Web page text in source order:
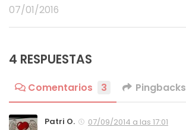
07/01/2016
4 RESPUESTAS
Comentarios 3 Pingbacks
Patri O. 07/09/2014 a las 17:01